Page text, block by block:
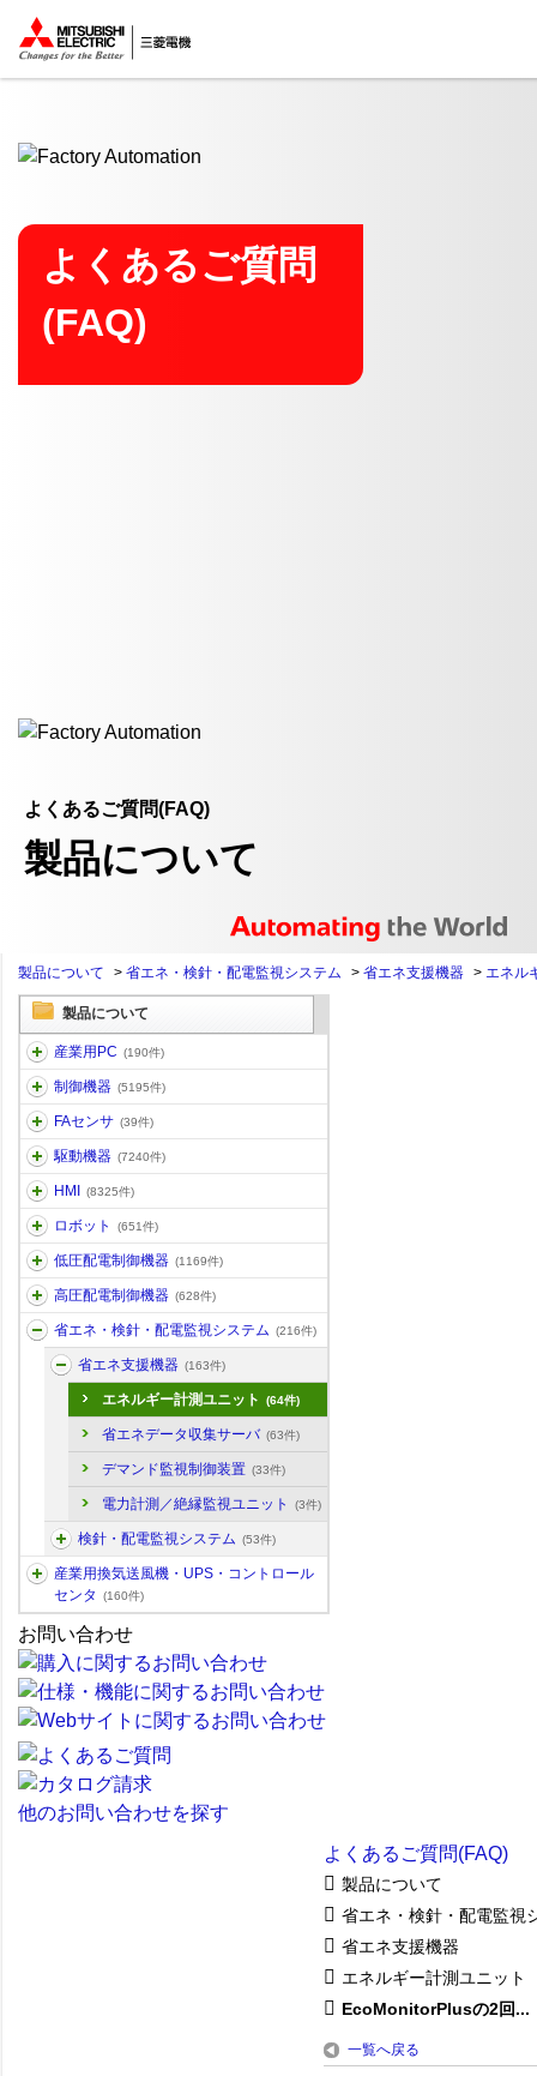
ここから本文
よくあるご質問
(FAQ)
よくあるご質問(FAQ)
製品について
製品について > 省エネ・検針・配電監視システム > 省エネ支援機器 > エネル
製品について
産業用PC (190件)
制御機器 (5195件)
FAセンサ (39件)
駆動機器 (7240件)
HMI (8325件)
ロボット (651件)
低圧配電制御機器 (1169件)
高圧配電制御機器 (628件)
省エネ・検針・配電監視システム (216件)
省エネ支援機器 (163件)
エネルギー計測ユニット (64件)
省エネデータ収集サーバ (63件)
デマンド監視制御装置 (33件)
電力計測／絶縁監視ユニット (3件)
検針・配電監視システム (53件)
産業用換気送風機・UPS・コントロール
センタ
(160件)
お問い合わせ
他のお問い合わせを探す
よくあるご質問(FAQ)
製品について
省エネ・検針・配電監視
省エネ支援機器
エネルギー計測ユニット
EcoMonitorPlusの2回...
一覧へ戻る